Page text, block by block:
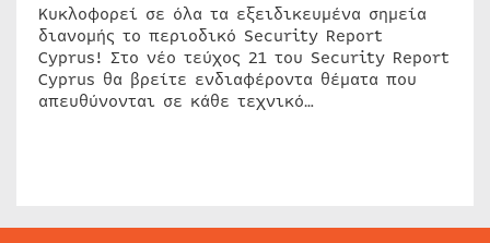
Κυκλοφορεί σε όλα τα εξειδικευμένα σημεία
διανομής το περιοδικό Security Report
Cyprus! Στο νέο τεύχος 21 του Security Report
Cyprus θα βρείτε ενδιαφέροντα θέματα που
απευθύνονται σε κάθε τεχνικό…